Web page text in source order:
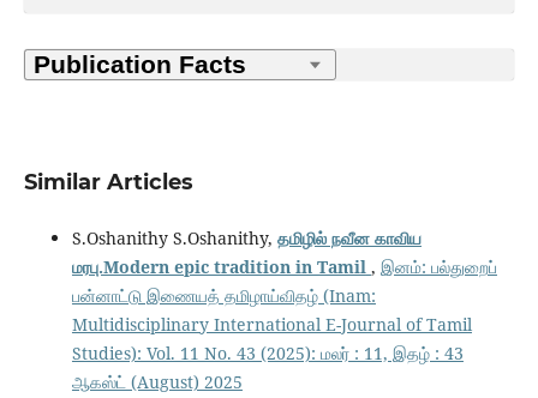
Similar Articles
S.Oshanithy S.Oshanithy, தமிழில் நவீன காவிய
மரபு.Modern epic tradition in Tamil , இனம்: பல்துறைப்
பன்னாட்டு இணையத் தமிழாய்விதழ் (Inam:
Multidisciplinary International E-Journal of Tamil
Studies): Vol. 11 No. 43 (2025): மலர் : 11, இதழ் : 43
ஆகஸ்ட் (August) 2025